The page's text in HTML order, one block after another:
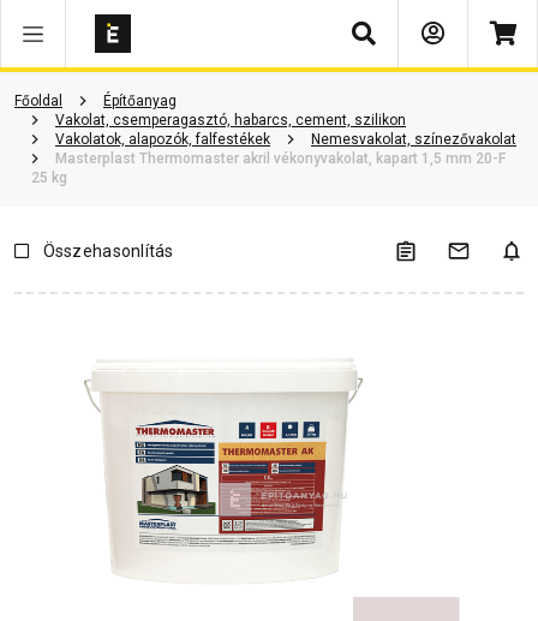
Keresés
Főoldal
Építőanyag
Vakolat, csemperagasztó, habarcs, cement, szilikon
Vakolatok, alapozók, falfestékek
Nemesvakolat, színezővakolat
Masterplast Thermomaster akril vékonyvakolat, kapart 1,5 mm 20-F
25 kg
Vásárlói vélemények Kérdések és válaszok Kapcsolódó cikkek
Összehasonlítás